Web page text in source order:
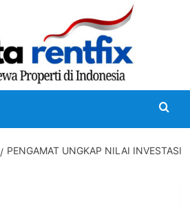
PENGAMAT UNGKAP NILAI INVESTASI